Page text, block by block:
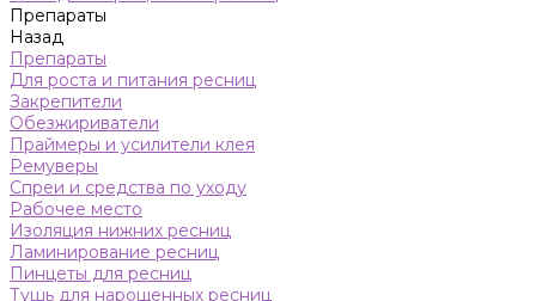
Препараты
Назад
Препараты
Для роста и питания ресниц
Закрепители
Обезжириватели
Праймеры и усилители клея
Ремуверы
Спреи и средства по уходу
Рабочее место
Изоляция нижних ресниц
Ламинирование ресниц
Пинцеты для ресниц
Тушь для нарощенных ресниц